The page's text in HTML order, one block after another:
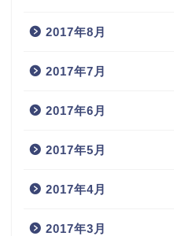
2017年8月
2017年7月
2017年6月
2017年5月
2017年4月
2017年3月